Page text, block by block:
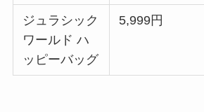
ジュラシック
ワールド ハ
ッピーバッグ
5,999円